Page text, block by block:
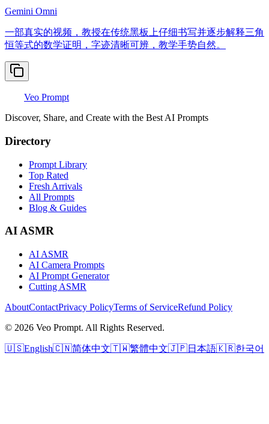
Gemini Omni
一部真实的视频，教授在传统黑板上仔细书写并逐步解释三角
恒等式的数学证明，字迹清晰可辨，教学手势自然。
Veo Prompt
Discover, Share, and Create with the Best AI Prompts
Directory
Prompt Library
Top Rated
Fresh Arrivals
All Prompts
Blog & Guides
AI ASMR
AI ASMR
AI Camera Prompts
AI Prompt Generator
Cutting ASMR
AboutContactPrivacy PolicyTerms of ServiceRefund Policy
© 2026 Veo Prompt. All Rights Reserved.
🇺🇸English🇨🇳简体中文🇹🇼繁體中文🇯🇵日本語🇰🇷한국어